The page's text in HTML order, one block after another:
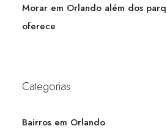
Morar em Orlando além dos
oferece
Categorias
Bairros em Orlando